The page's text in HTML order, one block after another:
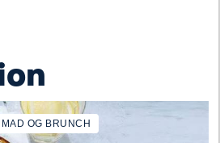
OG BRUNCH